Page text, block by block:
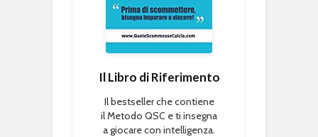
Il Libro di Riferimento
Il bestseller che contiene
il Metodo QSC e ti insegna
a giocare con intelligenza.